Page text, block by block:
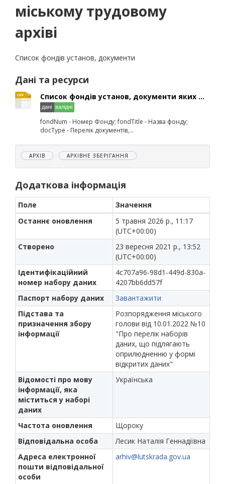
міському трудовому
архіві
Список фондів установ, документи
Дані та ресурси
Список фондів установ, документи яких ...
fondNum - Номер Фонду; fondTitle - Назва фонду;
docType - Перелік документів,...
АРХІВ АРХІВНЕ ЗБЕРІГАННЯ
Додаткова інформація
Поле
Значення
Останнє оновлення
5 травня 2026 р., 11:17
(UTC+00:00)
Створено
23 вересня 2021 р., 13:52
(UTC+00:00)
Ідентифікаційний
номер набору даних
4c707a96-98d1-449d-830a-
4207bb6dd57f
Паспорт набору даних
Завантажити
Підстава та
призначення збору
інформації
Розпорядження міського
голови від 10.01.2022 №10
"Про перелік наборів
даних, що підлягають
оприлюдненню у формі
відкритих даних"
Відомості про мову
інформації, яка
міститься у наборі
даних
Українська
Частота оновлення
Щороку
Відповідальна особа
Лесик Наталія Геннадіївна
Адреса електронної
пошти відповідальної
особи
arhiv@lutskrada.gov.ua